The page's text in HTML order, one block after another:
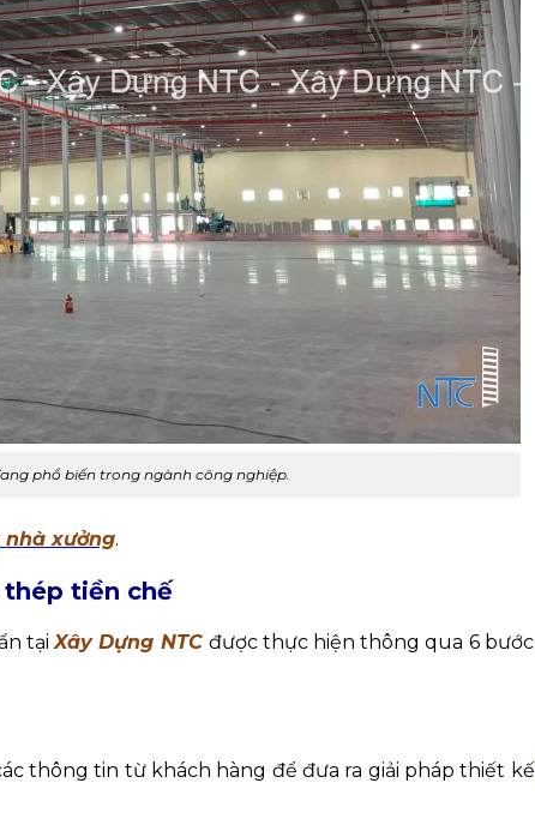
phổ biến trong ngành công nghiệp.
xưởng.
tiền chế
tạiXây Dựng NTC được thực hiện thông qua 6
thông tin từ khách hàng để đưa ra giải pháp thiết kế